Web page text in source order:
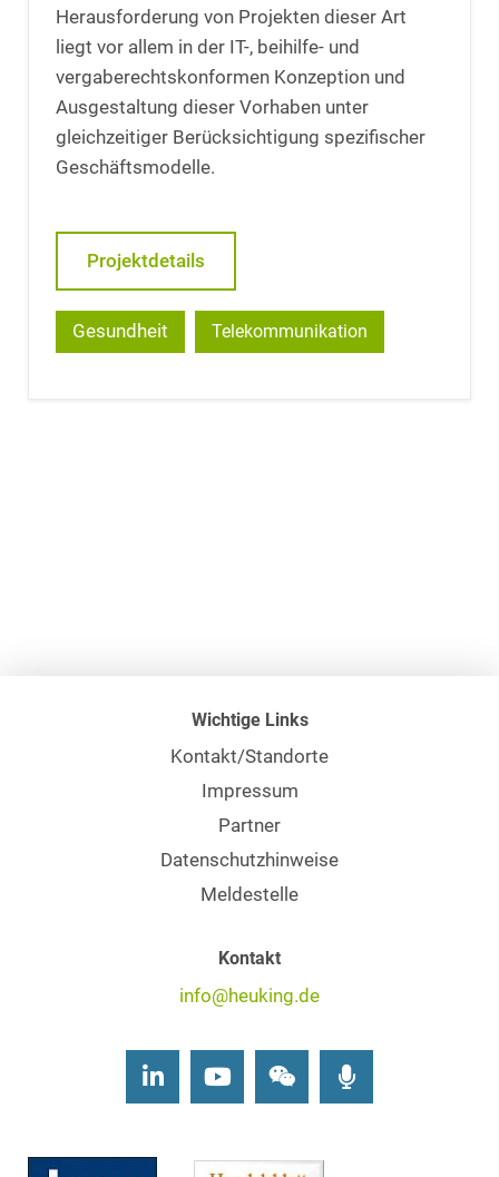
Herausforderung von Projekten dieser Art
liegt vor allem in der IT-, beihilfe- und
vergaberechtskonformen Konzeption und
Ausgestaltung dieser Vorhaben unter
gleichzeitiger Berücksichtigung spezifischer
Geschäftsmodelle.
Projektdetails
Gesundheit Telekommunikation
Wichtige Links
Kontakt/Standorte
Impressum
Partner
Datenschutzhinweise
Meldestelle
Kontakt
info@heuking.de
LinkedInYoutubeWechat